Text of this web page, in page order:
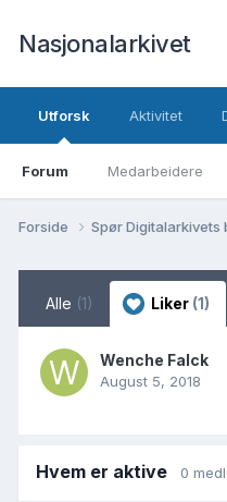
Nasjonalarkivet
Utforsk
Forum Medarbeidere
Aktivitet
Forside Spør Digitalarkivets
Alle (1) Liker (1)
Wenche Falck
August 5, 2018
Hvem er aktive 0